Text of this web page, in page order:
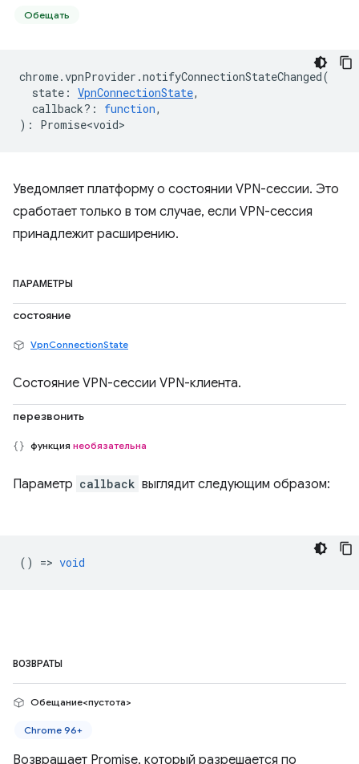
Обещать
chrome.vpnProvider .notifyConnectionStateChanged(
state : VpnConnectionState,
callback? : function,
) : Promise<void>
Уведомляет платформу о состоянии VPN-сессии. Это
сработает только в том случае, если VPN-сессия
принадлежит расширению.
ПАРАМЕТРЫ
состояние
VpnConnectionState
Состояние VPN-сессии VPN-клиента.
перезвонить
функция необязательна
Параметр callback выглядит следующим образом:
() => void
ВОЗВРАТЫ
Обещание<пустота>
Chrome 96+
Возвращает Promise, который разрешается по